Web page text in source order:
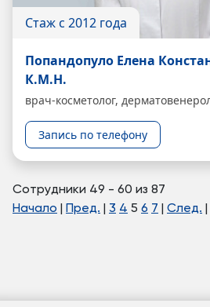
Стаж с 2012 года
Попандопуло Елена
К.М.Н.
врач-косметолог,
Запись по телефону
Сотрудники 49 - 60 из 87
Начало | Пред. | 3 4 5 6 7 | След. |